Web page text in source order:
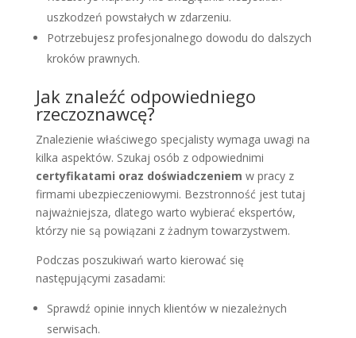
uszkodzeń powstałych w zdarzeniu.
Potrzebujesz profesjonalnego dowodu do dalszych
kroków prawnych.
Jak znaleźć odpowiedniego
rzeczoznawcę?
Znalezienie właściwego specjalisty wymaga uwagi na
kilka aspektów. Szukaj osób z odpowiednimi
certyfikatami oraz doświadczeniem w pracy z
firmami ubezpieczeniowymi. Bezstronność jest tutaj
najważniejsza, dlatego warto wybierać ekspertów,
którzy nie są powiązani z żadnym towarzystwem.
Podczas poszukiwań warto kierować się
następującymi zasadami:
Sprawdź opinie innych klientów w niezależnych
serwisach.